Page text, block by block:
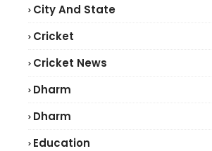
City And State
Cricket
Cricket News
Dharm
Dharm
Education